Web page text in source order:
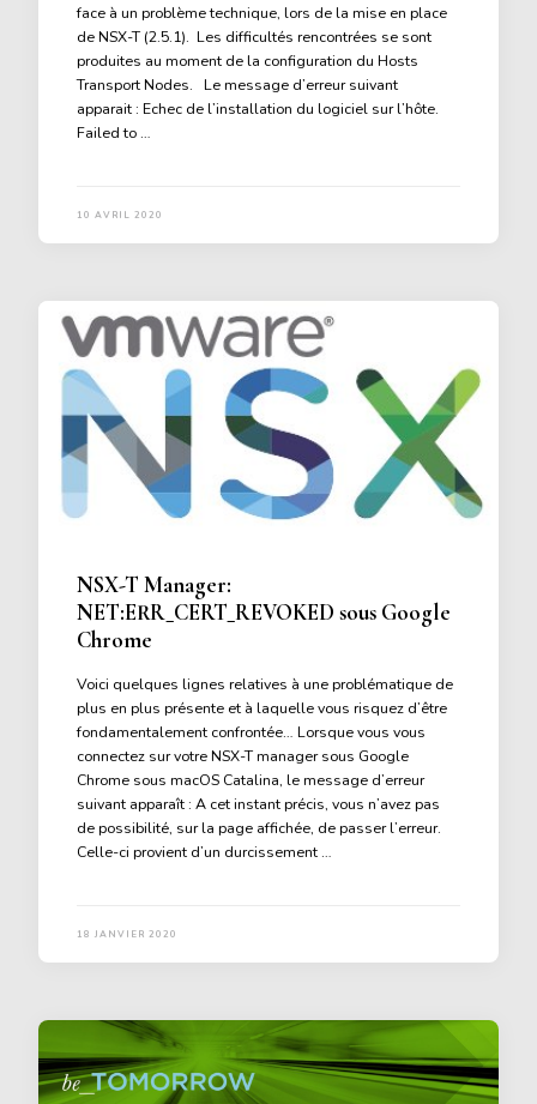
face à un problème technique, lors de la mise en place
de NSX-T (2.5.1). Les difficultés rencontrées se sont
produites au moment de la configuration du Hosts
Transport Nodes. Le message d’erreur suivant
apparait : Echec de l’installation du logiciel sur l’hôte.
Failed to …
10 AVRIL 2020
NSX-T Manager:
NET:ERR_CERT_REVOKED sous Google
Chrome
Voici quelques lignes relatives à une problématique de
plus en plus présente et à laquelle vous risquez d’être
fondamentalement confrontée… Lorsque vous vous
connectez sur votre NSX-T manager sous Google
Chrome sous macOS Catalina, le message d’erreur
suivant apparaît : A cet instant précis, vous n’avez pas
de possibilité, sur la page affichée, de passer l’erreur.
Celle-ci provient d’un durcissement …
18 JANVIER 2020